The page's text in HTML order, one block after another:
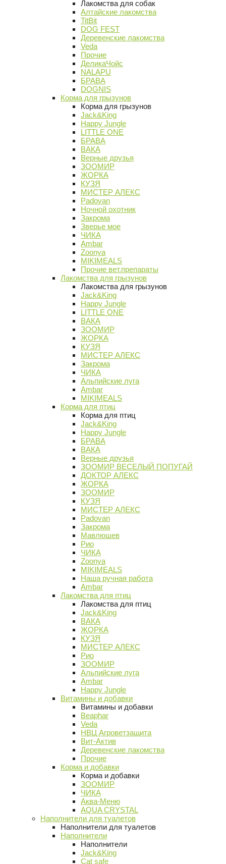
Лакомства для собак
Алтайские лакомства
TitBit
DOG FEST
Деревенские лакомства
Veda
Прочие
ДеликаЧойс
NALAPU
БРАВА
DOGNIS
Корма для грызунов
Корма для грызунов
Jack&King
Happy Jungle
LITTLE ONE
БРАВА
ВАКА
Верные друзья
ЗООМИР
ЖОРКА
КУЗЯ
МИСТЕР АЛЕКС
Padovan
Ночной охотник
Закрома
Зверье мое
ЧИКА
Ambar
Zoonya
MIKIMEALS
Прочие вет.препараты
Лакомства для грызунов
Лакомства для грызунов
Jack&King
Happy Jungle
LITTLE ONE
ВАКА
ЗООМИР
ЖОРКА
КУЗЯ
МИСТЕР АЛЕКС
Закрома
ЧИКА
Альпийские луга
Ambar
MIKIMEALS
Корма для птиц
Корма для птиц
Jack&King
Happy Jungle
БРАВА
ВАКА
Верные друзья
ЗООМИР ВЕСЕЛЫЙ ПОПУГАЙ
ДОКТОР АЛЕКС
ЖОРКА
ЗООМИР
КУЗЯ
МИСТЕР АЛЕКС
Padovan
Закрома
Мавлюшев
Рио
ЧИКА
Zoonya
MIKIMEALS
Наша ручная работа
Ambar
Лакомства для птиц
Лакомства для птиц
Jack&King
ВАКА
ЖОРКА
КУЗЯ
МИСТЕР АЛЕКС
Рио
ЗООМИР
Альпийские луга
Ambar
Happy Jungle
Витамины и добавки
Витамины и добавки
Beaphar
Veda
НВЦ Агроветзащита
Вит-Актив
Деревенские лакомства
Прочие
Корма и добавки
Корма и добавки
ЗООМИР
ЧИКА
Аква-Меню
AQUA CRYSTAL
Наполнители для туалетов
Наполнители для туалетов
Наполнители
Наполнители
Jack&King
Cat safe